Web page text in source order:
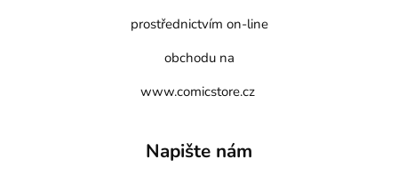
prostřednictvím on-line
obchodu na
www.comicstore.cz
Napište nám